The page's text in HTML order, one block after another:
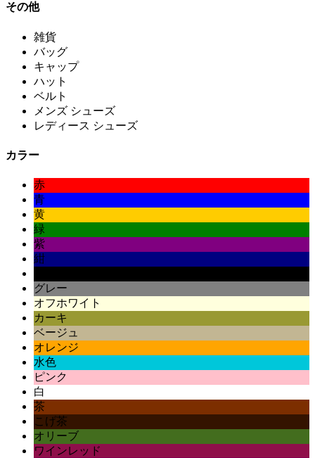
その他
雑貨
バッグ
キャップ
ハット
ベルト
メンズ シューズ
レディース シューズ
カラー
赤
青
黄
緑
紫
紺
グレー
オフホワイト
カーキ
ベージュ
オレンジ
水色
ピンク
白
茶
こげ茶
オリーブ
ワインレッド